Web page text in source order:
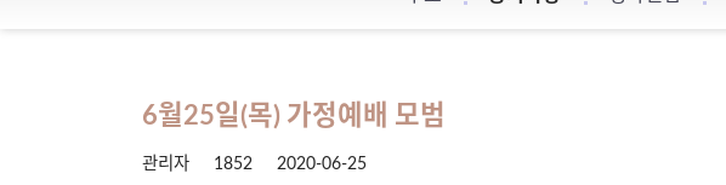
6월25일(목) 가정예배 모범
관리자 1852 2020-06-25